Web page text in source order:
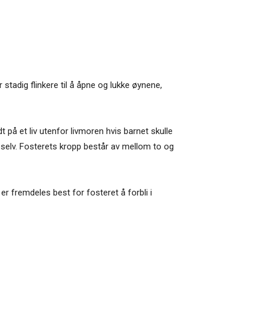
flinkere til å åpne og lukke øynene,
på et liv utenfor livmoren hvis barnet skulle
Fosterets kropp består av mellom to og
fremdeles best for fosteret å forbli i